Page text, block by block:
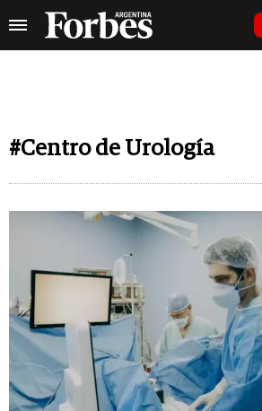
#Centro de Urología